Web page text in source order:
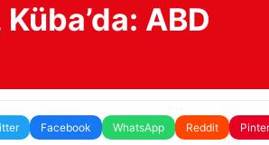
ABD
Facebook WhatsApp Reddit